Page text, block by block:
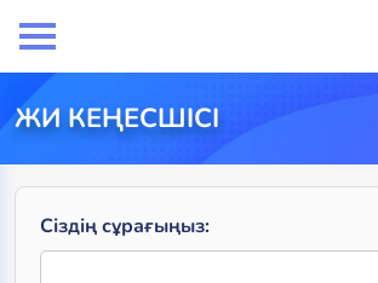
ЖИ КЕҢЕСШІСІ
Сіздің сұрағыңыз: